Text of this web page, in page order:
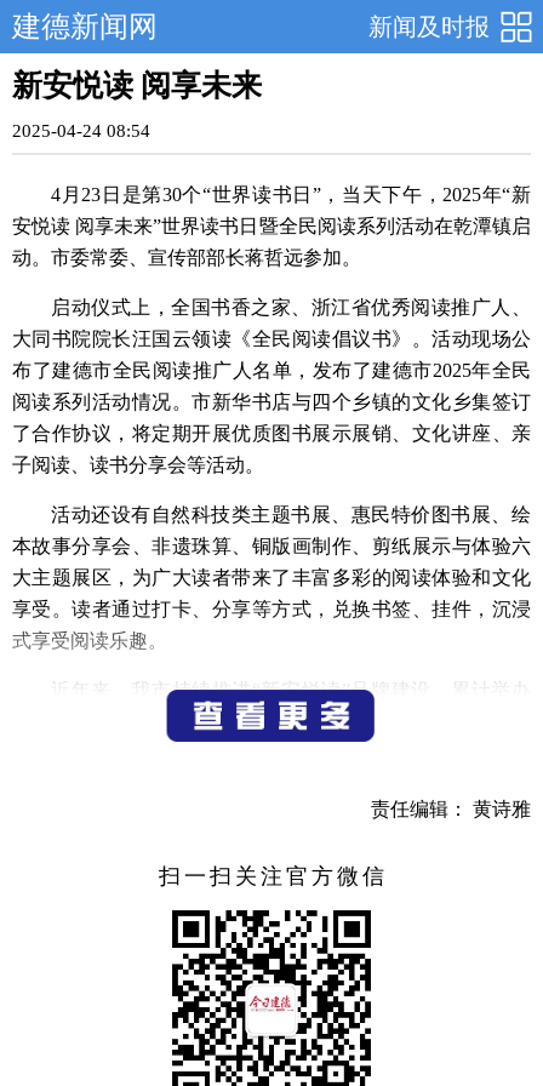
新闻及时报
建德新闻网
新安悦读 阅享未来
2025-04-24 08:54
4月23日是第30个“世界读书日”，当天下午，2025年“新
安悦读 阅享未来”世界读书日暨全民阅读系列活动在乾潭镇启
动。市委常委、宣传部部长蒋哲远参加。
启动仪式上，全国书香之家、浙江省优秀阅读推广人、
大同书院院长汪国云领读《全民阅读倡议书》。活动现场公
布了建德市全民阅读推广人名单，发布了建德市2025年全民
阅读系列活动情况。市新华书店与四个乡镇的文化乡集签订
了合作协议，将定期开展优质图书展示展销、文化讲座、亲
子阅读、读书分享会等活动。
活动还设有自然科技类主题书展、惠民特价图书展、绘
本故事分享会、非遗珠算、铜版画制作、剪纸展示与体验六
大主题展区，为广大读者带来了丰富多彩的阅读体验和文化
享受。读者通过打卡、分享等方式，兑换书签、挂件，沉浸
式享受阅读乐趣。
近年来，我市持续推进“新安悦读”品牌建设，累计举办
超3000场阅读活动，吸引25余万人沉浸书香。
责任编辑： 黄诗雅
扫一扫关注官方微信